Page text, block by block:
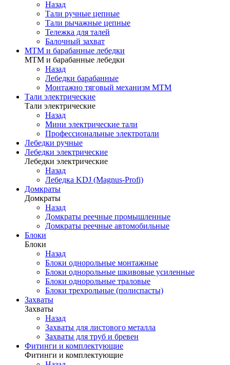
Назад
Тали ручные цепные
Тали рычажные цепные
Тележка для талей
Балочный захват
МТМ и барабанные лебедки
МТМ и барабанные лебедки
Назад
Лебедки барабанные
Монтажно тяговый механизм МТМ
Тали электрические
Тали электрические
Назад
Мини электрические тали
Профессиональные электротали
Лебедки ручные
Лебедки электрические
Лебедки электрические
Назад
Лебедка KDJ (Magnus-Profi)
Домкраты
Домкраты
Назад
Домкраты реечные промышленные
Домкраты реечные автомобильные
Блоки
Блоки
Назад
Блоки однорольные монтажные
Блоки однорольные шкивовые усиленные
Блоки однорольные траловые
Блоки трехрольные (полиспасты)
Захваты
Захваты
Назад
Захваты для листового металла
Захваты для труб и бревен
Фитинги и комплектующие
Фитинги и комплектующие